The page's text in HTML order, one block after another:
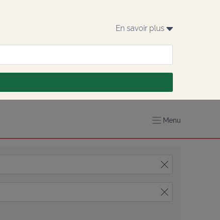
En savoir plus
Menu